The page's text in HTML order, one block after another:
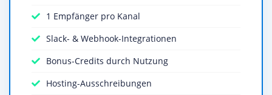
1 Empfänger pro Kanal
Slack- & Webhook-Integrationen
Bonus-Credits durch Nutzung
Hosting-Ausschreibungen